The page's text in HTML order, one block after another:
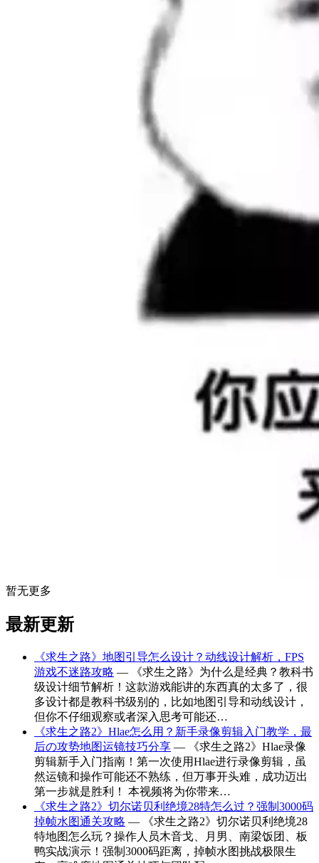
暂无更多
最新更新
《求生之路》地图引导怎么设计？动线设计解析，FPS
游戏不迷路攻略 — 《求生之路》为什么是经典？教科书
级设计细节解析！这款游戏能讲的东西真的太多了，很
多设计都是教科书级别的，比如地图引导和动线设计，
但你不仔细观察或者深入思考可能还…
《求生之路2》Hlae怎么用？新手录像剪辑入门教学，最
后の攻势地图运镜技巧分享 — 《求生之路2》Hlae录像
剪辑新手入门指南！第一次使用Hlae进行录像剪辑，虽
然运镜和操作可能还不熟练，但万事开头难，成功迈出
第一步就是胜利！ 本视频将为你带来…
《求生之路2》切尔诺贝利绝境28特怎么过？强制3000码
掉帧水图通关攻略 — 《求生之路2》切尔诺贝利绝境28
特地图怎么玩？操作人员木音戈、月男、南梁饭团、板
鸭实战演示！强制3000码距离，掉帧水图挑战极限生